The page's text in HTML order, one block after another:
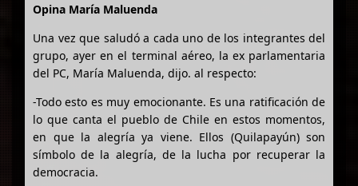
Opina María Maluenda
Una vez que saludó a cada uno de los integrantes del
grupo, ayer en el terminal aéreo, la ex parlamentaria
del PC, María Maluenda, dijo. al respecto:
-Todo esto es muy emocionante. Es una ratificación de
lo que canta el pueblo de Chile en estos momentos,
en que la alegría ya viene. Ellos (Quilapayún) son
símbolo de la alegría, de la lucha por recuperar la
democracia.